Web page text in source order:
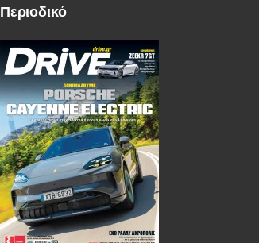
Περιοδικό